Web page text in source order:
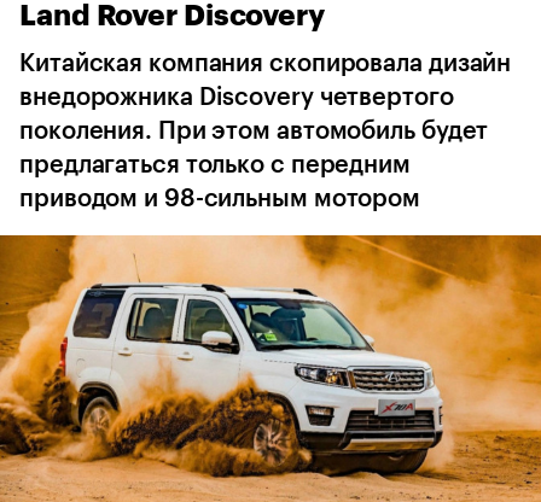
Land Rover Discovery
Китайская компания скопировала дизайн
внедорожника Discovery четвертого
поколения. При этом автомобиль будет
предлагаться только с передним
приводом и 98-сильным мотором